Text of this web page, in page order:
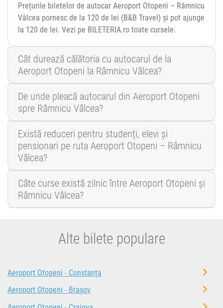
Prețurile biletelor de autocar Aeroport Otopeni – Râmnicu
Vâlcea pornesc de la 120 de lei (B&B Travel) și pot ajunge
la 120 de lei. Vezi pe BILETERIA.ro toate cursele.
Cât durează călătoria cu autocarul de la
Aeroport Otopeni la Râmnicu Vâlcea?
De unde pleacă autocarul din Aeroport Otopeni
spre Râmnicu Vâlcea?
Există reduceri pentru studenți, elevi și
pensionari pe ruta Aeroport Otopeni – Râmnicu
Vâlcea?
Câte curse există zilnic între Aeroport Otopeni și
Râmnicu Vâlcea?
Alte bilete populare
Aeroport Otopeni - Constanța
Aeroport Otopeni - Brașov